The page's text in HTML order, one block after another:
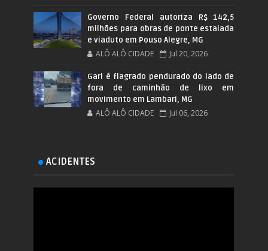
Governo Federal autoriza R$ 142,5
milhões para obras de ponte estaiada
e viaduto em Pouso Alegre, MG
ALÔ ALÔ CIDADE Jul 20, 2026
Gari é flagrado pendurado do lado de
fora de caminhão de lixo em
movimento em Lambari, MG
ALÔ ALÔ CIDADE Jul 06, 2026
ACIDENTES